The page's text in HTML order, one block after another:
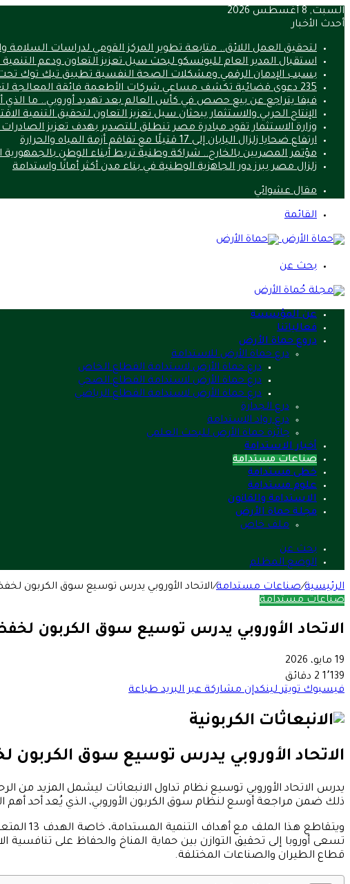
السبت, 8 أغسطس 2026
أحدث الأخبار
لتحقيق العمل اللائق.. متابعة تطوير المركز القومي لدراسات السلامة
استقبال المدير العام لليونسكو لبحث سبل تعزيز التعاون ودعم
بسبب الإدمان الرقمي ومشكلات الصحة النفسية تطبيق تيك توك
235 دعوى قضائية تكشف مساعي شركات الأطعمة فائقة المعالجة لتعطيل قوانين الصحة
فيفا يتراجع عن بيع حصص في كأس العالم بعد تهديد أوروبي.. ما الذي
الإنتاج الحربي والاستثمار يبحثان سبل تعزيز التعاون لتحقيق التنمية
وزارة الاستثمار تقود مبادرة مصر تنطلق للتصدير بهدف تعزيز
ارتفاع ضحايا زلزال اليابان إلى 17 قتيلًا مع تفاقم أزمة المياه والحرارة
مؤتمر المصريين بالخارج.. شراكة وطنية تربط أبناء الوطن بالجمهورية
زلزال مصر يبرز دور الجاهزية الوطنية في بناء مدن أكثر أمانًا واستدامة
مقال عشوائي
القائمة
بحث عن
عن المؤسسة
فعالياتنا
دروع حماة الأرض
درع حماة الأرض للاستدامة
درع حماة الأرض لاستدامة القطاع الخاص
درع حماة الأرض لاستدامة القطاع الصحي
درع حماة الأرض لاستدامة القطاع الرياضي
درع الجدارة
درع رواد الاستدامة
جائزة حماة الأرض للبحث العلمي
أخبار الاستدامة
صناعات مستدامة
خطى مستدامة
علوم مستدامة
الاستدامة والقانون
مجلة حماة الأرض
ملف خاص
بحث عن
الوضع المظلم
الرئيسية/صناعات مستدامة/الاتحاد الأوروبي يدرس توسيع سوق الكربون
صناعات مستدامة
الاتحاد الأوروبي يدرس توسيع سوق الكربون
19 مايو، 2026
1٬139 2 دقائق
فيسبوك تويتر لينكدإن مشاركة عبر البريد طباعة
الاتحاد الأوروبي يدرس توسيع سوق الكربون
يدرس الاتحاد الأوروبي توسيع نظام تداول الانبعاثات ليشمل المزيد من
ذلك ضمن مراجعة أوسع لنظام سوق الكربون الأوروبي، الذي يُعد أحد أهم
تسعى أوروبا إلى تحقيق التوازن بين حماية المناخ والحفاظ على تنافسية
قطاع الطيران والصناعات المختلفة.